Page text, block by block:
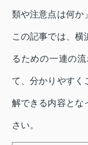
類や注意点は何か
この記事では、横
るための一連の
て、分かりやすく
解できる内容とな
さい。